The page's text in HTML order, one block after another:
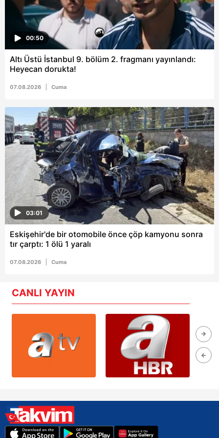
00:50
Altı Üstü İstanbul 9. bölüm 2. fragmanı yayınlandı:
Heyecan dorukta!
07.08.2026 Cuma
03:01
Eskişehir'de bir otomobile önce çöp kamyonu sonra
tır çarptı: 1 ölü 1 yaralı
07.08.2026 Cuma
CANLI YAYIN